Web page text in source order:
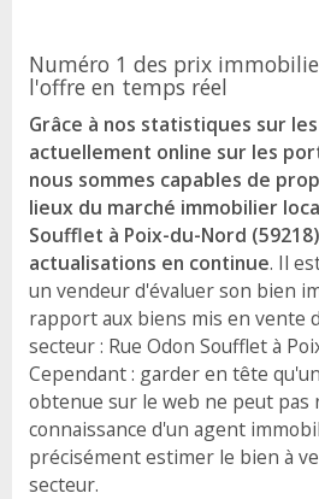
Numéro 1 des prix
l'offre en temps réel
Grâce à nos statistiques sur
actuellement online sur les
nous sommes capables de
lieux du marché immobilier
Soufflet à Poix-du-Nord
actualisations en continue. Il
un vendeur d'évaluer son bien
rapport aux biens mis en vente
secteur : Rue Odon Soufflet à
Cependant : garder en tête
obtenue sur le web ne peut pas
connaissance d'un agent
précisément estimer le bien à
secteur.